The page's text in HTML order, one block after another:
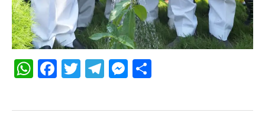
WhatsApp
Facebook
Twitter
Telegram
Messenger